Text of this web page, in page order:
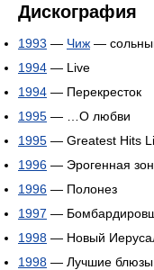
Дискография
1993 — Чиж —
1994 — Live
1994 — Перекресток
1995 — …О любви
1995 — Greatest Hits
1996 — Эрогенная
1996 — Полонез
1997 —
1998 — Новый
1998 — Лучшие